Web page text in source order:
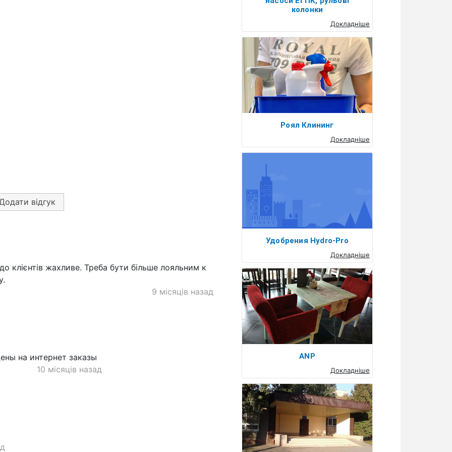
відгук
клієнтів жахливе. Треба бути більше лояльним к
9 місяців назад
на интернет заказы
10 місяців назад
колонки
Докладніше
Роял Клининг
Докладніше
Удобрения Hydro-Pro
Докладніше
ANP
Докладніше